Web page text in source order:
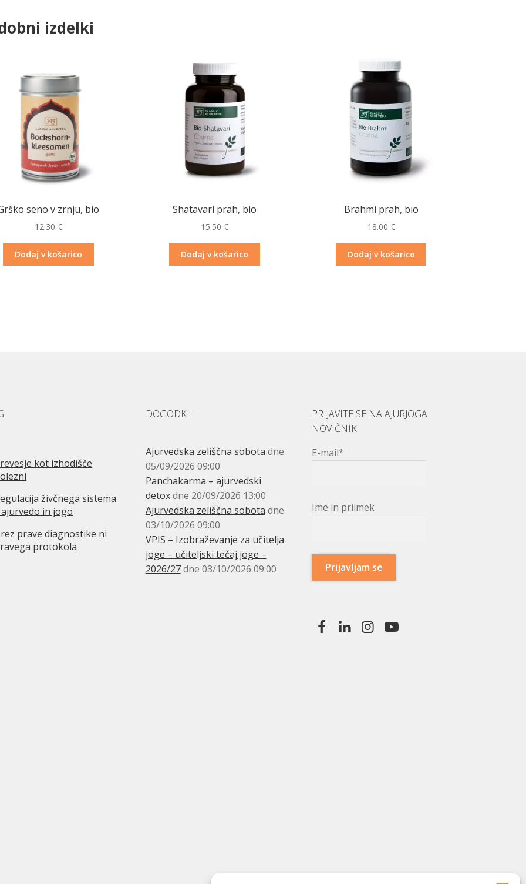
izdelki
seno v zrnju, bio
12.30 €
Dodaj v košarico
Shatavari prah, bio
15.50€
Dodaj v košarico
Brahmi prah, bio
18.00 €
Dodaj v košarico
kot izhodišče
živčnega sistema
in jogo
prave diagnostike ni
protokola
DOGODKI
Ajurvedska zeliščna sobota dne
05/09/2026 09:00
Panchakarma – ajurvedski
detoxdne 20/09/2026 13:00
Ajurvedska zeliščna sobota dne
03/10/2026 09:00
VPIS – Izobraževanje za učitelja
joge – učiteljski tečaj joge –
2026/27dne 03/10/2026 09:00
PRIJAVITE SE NA AJURJOGA
NOVIČNIK
E-mail*
Ime in priimek